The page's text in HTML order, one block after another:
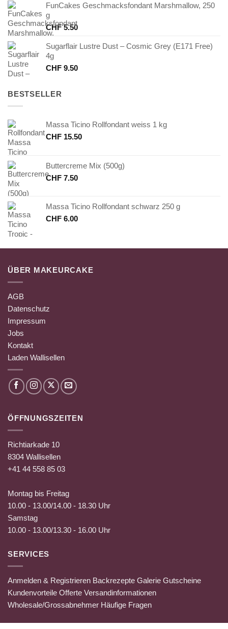
FunCakes Geschmacksfondant Marshmallow, 250
g
CHF5.50
Sugarflair Lustre Dust – Cosmic Grey (E171 Free)
4g
CHF 9.50
BESTSELLER
Massa Ticino Rollfondant weiss 1 kg
CHF 15.50
Buttercreme Mix (500g)
CHF 7.50
Massa Ticino Rollfondant schwarz 250 g
CHF 6.00
ÜBER MAKEURCAKE
AGB
Datenschutz
Impressum
Jobs
Kontakt
Laden Wallisellen
ÖFFNUNGSZEITEN
Richtiarkade 10
8304 Wallisellen
+41 44 558 85 03
Montag bis Freitag
10.00 - 13.00/14.00 - 18.30 Uhr
Samstag
10.00 - 13.00/13.30 - 16.00 Uhr
SERVICES
Anmelden & Registrieren Backrezepte Galerie Gutscheine
Kundenvorteile Offerte Versandinformationen
Wholesale/Grossabnehmer Häufige Fragen